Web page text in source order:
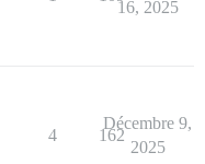
16, 2025
4 162
Décembre 9,
2025